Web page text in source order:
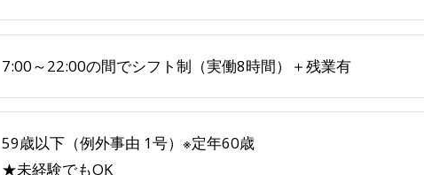
7:00～22:00の間でシフト制（実働8時間）＋残業有
59歳以下（例外事由 1号）※定年60歳
★未経験でもOK